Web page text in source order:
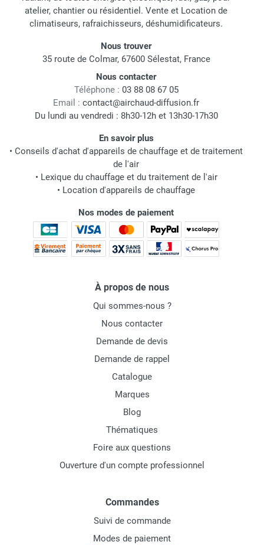
atelier, chantier ou résidentiel. Vente et Location de
climatiseurs, rafraichisseurs, déshumidificateurs.
Nous trouver
35 route de Colmar, 67600 Sélestat, France
Nous contacter
Téléphone : 03 88 08 67 05
Email : contact@airchaud-diffusion.fr
Du lundi au vendredi : 8h30-12h et 13h30-17h30
En savoir plus
• Conseils d'achat d'appareils de chauffage et de traitement
de l'air
• Lexique du chauffage et du traitement de l'air
• Location d'appareils de chauffage
Nos modes de paiement
À propos de nous
Qui sommes-nous ?
Nous contacter
Demande de devis
Demande de rappel
Catalogue
Marques
Blog
Thématiques
Foire aux questions
Ouverture d'un compte professionnel
Commandes
Suivi de commande
Modes de paiement